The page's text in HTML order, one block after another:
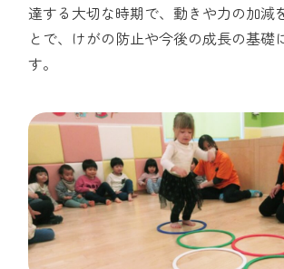
達する大切な時期で、動きや力の加減
とで、けがの防止や今後の成長の基礎
す。